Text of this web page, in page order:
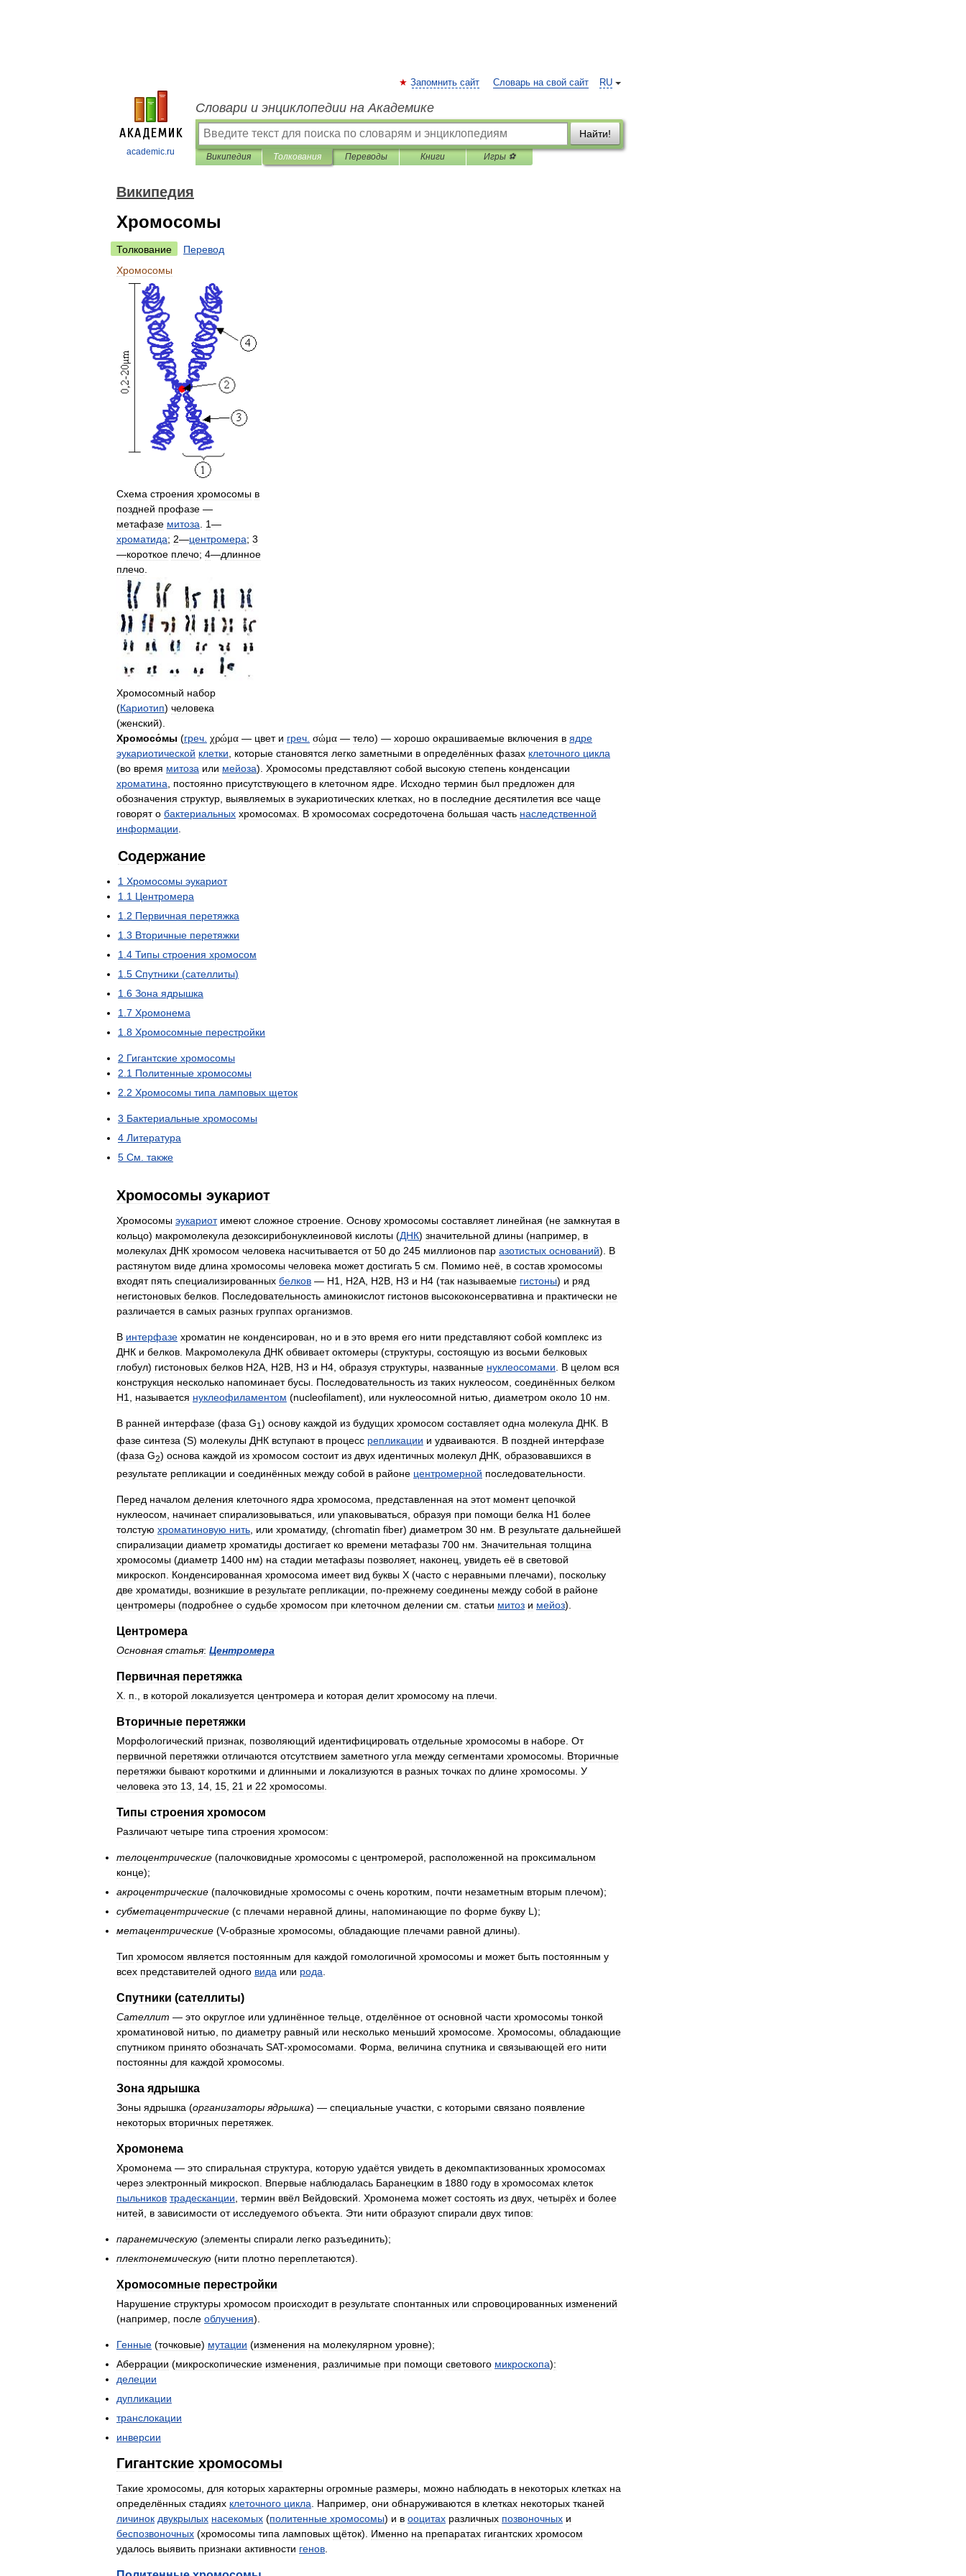
academic.ru
RU
Запомнить сайт Словарь на свой сайт
Словари и энциклопедии на Академике
Найти!
Википедия Толкования Переводы Книги Игры ⚽
Википедия
Хромосомы
Толкование
Перевод
Хромосомы
Схема строения хромосомы в
поздней профазе —
метафазе митоза 1—
хроматида; 2—центромера; 3
—короткое плечо; 4—длинное
плечо
Хромосомный набор
(Кариотип) человека
(женский).
Хромосо́мы (греч χρώμα — цвет и греч σώμα — тело) — хорошо окрашиваемые включения в ядре
эукариотической клетки которые становятся легко заметными в определённых фазах клеточного цикла
(во время митоза или мейоза). Хромосомы представляют собой высокую степень конденсации
хроматина
постоянно присутствующего в клеточном ядре Исходно термин был предложен для
обозначения структур выявляемых в эукариотических клетках но в последние десятилетия все чаще
говорят о бактериальных хромосомах В хромосомах сосредоточена большая часть наследственной
информации
Содержание
1 Хромосомы эукариот
1 1 Центромера
1 2 Первичная перетяжка
1 3 Вторичные перетяжки
1 4 Типы строения хромосом
1 5 Спутники (сателлиты)
1 6 Зона ядрышка
1 7 Хромонема
1 8 Хромосомные перестройки
2 Гигантские хромосомы
2 1 Политенные хромосомы
2 2 Хромосомы типа ламповых щеток
3 Бактериальные хромосомы
4 Литература
5 См также
Хромосомы эукариот
Хромосомы эукариот имеют сложное строение Основу хромосомы составляет линейная (не замкнутая в
кольцо) макромолекула дезоксирибонуклеиновой кислоты (ДНК) значительной длины (например в
молекулах ДНК хромосом человека насчитывается от 50 до 245 миллионов пар азотистых оснований). В
растянутом виде длина хромосомы человека может достигать 5 см Помимо неё в состав хромосомы
входят пять специализированных белков — H1 H2A H2B H3 и H4 (так называемые гистоны) и ряд
негистоновых белков Последовательность аминокислот гистонов высококонсервативна и практически не
различается в самых разных группах организмов
В интерфазе хроматин не конденсирован но и в это время его нити представляют собой комплекс из
ДНК и белков Макромолекула ДНК обвивает октомеры (структуры состоящую из восьми белковых
глобул) гистоновых белков H2A H2B H3 и H4 образуя структуры названные нуклеосомами В целом вся
конструкция несколько напоминает бусы Последовательность из таких нуклеосом соединённых белком
H1
называется нуклеофиламентом (nucleofilament), или нуклеосомной нитью диаметром около 10 нм
В ранней интерфазе (фаза G1 ) основу каждой из будущих хромосом составляет одна молекула ДНК В
фазе синтеза (S) молекулы ДНК вступают в процесс репликации и удваиваются. В поздней интерфазе
(фаза G2) основа каждой из хромосом состоит из двух идентичных молекул ДНК, образовавшихся в
результате репликации и соединённых между собой в районе центромерной последовательности
Перед началом деления клеточного ядра хромосома представленная на этот момент цепочкой
нуклеосом
начинает спирализовываться или упаковываться образуя при помощи белка H1 более
толстую хроматиновую нить или хроматиду, (chromatin fiber) диаметром 30 нм В результате дальнейшей
спирализации диаметр хроматиды достигает ко времени метафазы 700 нм Значительная толщина
хромосомы (диаметр 1400 нм) на стадии метафазы позволяет, наконец увидеть её в световой
микроскоп
Конденсированная хромосома имеет вид буквы X (часто с неравными плечами), поскольку
две хроматиды возникшие в результате репликации по-прежнему соединены между собой в районе
центромеры (подробнее о судьбе хромосом при клеточном делении см статьи митоз и мейоз).
Центромера
Основная статья: Центромера
Первичная перетяжка
X п в которой локализуется центромера и которая делит хромосому на плечи
Вторичные перетяжки
Морфологический признак позволяющий идентифицировать отдельные хромосомы в наборе От
первичной перетяжки отличаются отсутствием заметного угла между сегментами хромосомы Вторичные
перетяжки бывают короткими и длинными и локализуются в разных точках по длине хромосомы У
человека это 13 14 15 21 и 22 хромосомы
Типы строения хромосом
Различают четыре типа строения хромосом:
телоцентрические (палочковидные хромосомы с центромерой расположенной на проксимальном
конце);
акроцентрические (палочковидные хромосомы с очень коротким почти незаметным вторым плечом);
субметацентрические (с плечами неравной длины напоминающие по форме букву L );
метацентрические (V-образные хромосомы обладающие плечами равной длины).
Тип хромосом является постоянным для каждой гомологичной хромосомы и может быть постоянным у
всех представителей одного вида или рода
Спутники (сателлиты)
Сателлит — это округлое или удлинённое тельце отделённое от основной части хромосомы тонкой
хроматиновой нитью по диаметру равный или несколько меньший хромосоме Хромосомы обладающие
спутником принято обозначать SAT-хромосомами Форма величина спутника и связывающей его нити
постоянны для каждой хромосомы
Зона ядрышка
Зоны ядрышка (организаторы ядрышка) — специальные участки с которыми связано появление
некоторых вторичных перетяжек
Хромонема
Хромонема — это спиральная структура которую удаётся увидеть в декомпактизованных хромосомах
через электронный микроскоп Впервые наблюдалась Баранецким в 1880 году в хромосомах клеток
пыльников традесканции термин ввёл Вейдовский Хромонема может состоять из двух четырёх и более
нитей
в зависимости от исследуемого объекта Эти нити образуют спирали двух типов:
паранемическую (элементы спирали легко разъединить);
плектонемическую (нити плотно переплетаются).
Хромосомные перестройки
Нарушение структуры хромосом происходит в результате спонтанных или спровоцированных изменений
(например после облучения).
Генные (точковые) мутации (изменения на молекулярном уровне);
Аберрации (микроскопические изменения различимые при помощи светового микроскопа):
делеции
дупликации
транслокации
инверсии
Гигантские хромосомы
Такие хромосомы для которых характерны огромные размеры можно наблюдать в некоторых клетках на
определённых стадиях клеточного цикла Например они обнаруживаются в клетках некоторых тканей
личинок двукрылых насекомых (политенные хромосомы) и в ооцитах различных позвоночных и
беспозвоночных (хромосомы типа ламповых щёток). Именно на препаратах гигантских хромосом
удалось выявить признаки активности генов